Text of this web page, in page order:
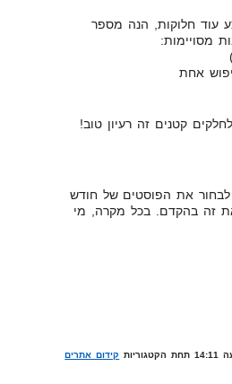
עוד חלוקות, הנה מספר
מסויימות:
קטנים זה רעיון טוב!
לבחור את הפוסטים של חודש
זה בהקדם. בכל מקרה, מי
קידום אתרים